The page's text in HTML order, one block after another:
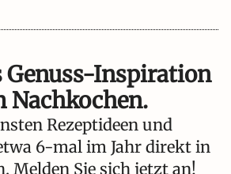
Genuss-Inspiration
Nachkochen.
Rezeptideen und
6-mal im Jahr direkt in
Melden Sie sich jetzt an!